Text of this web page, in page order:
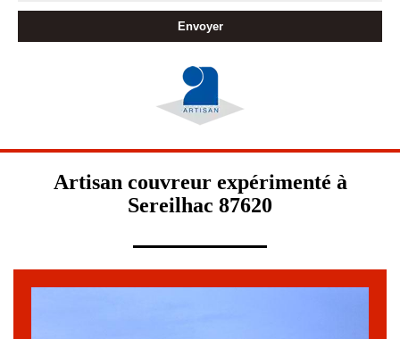
Artisan couvreur expérimenté à
Sereilhac 87620